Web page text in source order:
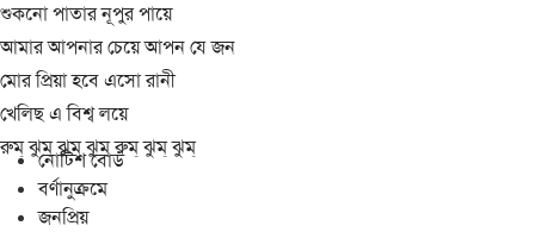
শুকনো পাতার নূপুর পায়ে
আমার আপনার চেয়ে আপন যে জন
মোর প্রিয়া হবে এসো রানী
খেলিছ এ বিশ্ব লয়ে
রুম্ ঝুম্ ঝুম্ ঝুম্ রুম্ ঝুম্ ঝুম্
নোটিশ বোর্ড
বর্ণানুক্রমে
জনপ্রিয়